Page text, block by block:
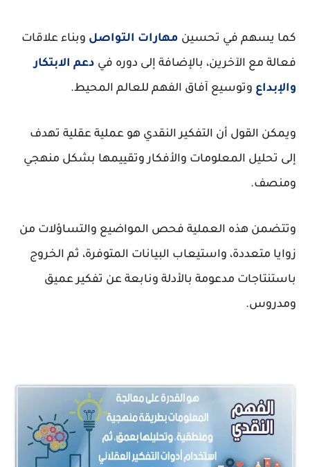
كما يسهم في تحسين مهارات التواصل وبناء علاقات
فعالة مع الآخرين، بالإضافة إلى دوره في دعم الابتكار
والإبداع وتوسيع آفاق الفهم للعالم المحيط.
ويمكن القول أن التفكير النقدي هو عملية عقلية تهدف
إلى تحليل المعلومات والأفكار وتقييمها بشكل منهجي
ومنصف.
وتتضمن هذه العملية فحص المواضيع والتساؤلات من
زوايا متعددة، واستيعاب البيانات المتوفرة، ثم الخروج
باستنتاجات مدعومة بالأدلة ونابعة عن تفكير عميق
ومدروس.